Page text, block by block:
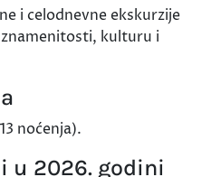
i celodnevne ekskurzije
kulturu i
noćenja).
u 2026. godini